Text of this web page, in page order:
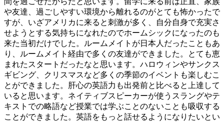
や友達、過ごしやすい環境から離れるのがとても怖かったで
すが、いざアメリカに来ると刺激が多く、自分自身で充実さ
せようとする気持ちになれたのでホームシックになったのも
来た当初だけでした。ルームメイトが日本人だったこともあ
り、ルームメイト経由で多くの友達ができました。とても恵
まれたスタートだったなと思います。ハロウィンやサンクス
ギビング、クリスマスなど多くの季節のイベントも楽しむこ
とができました。肝心の英語力も出発前と比べると上達して
いると思います。ネイティブスピーカーが使うスラングやテ
キストでの略語など授業では学ぶことのないことも吸収する
ことができました。英語をもっと話せるようになりたいとい